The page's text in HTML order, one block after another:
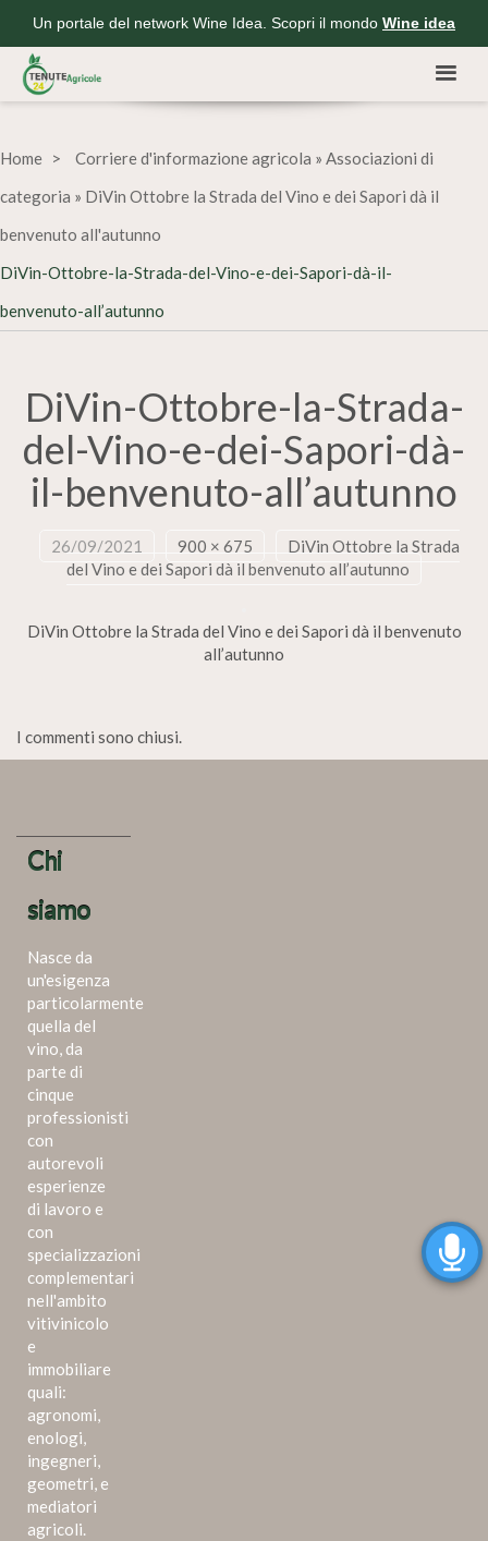
Un portale del network Wine Idea. Scopri il mondo Wine idea
Home Corriere d'informazione agricola » Associazioni di
categoria » DiVin Ottobre la Strada del Vino e dei Sapori dà il
benvenuto all'autunno
DiVin-Ottobre-la-Strada-del-Vino-e-dei-Sapori-dà-il-
benvenuto-all’autunno
DiVin-Ottobre-la-Strada-
del-Vino-e-dei-Sapori-dà-
il-benvenuto-all’autunno
26/09/2021 900 × 675
DiVin Ottobre la Strada
del Vino e dei Sapori dà il benvenuto all’autunno
DiVin Ottobre la Strada del Vino e dei Sapori dà il benvenuto
all’autunno
I commenti sono chiusi.
Chi
siamo
Nasce da
un'esigenza
particolarmente
quella del
vino, da
parte di
cinque
professionisti
con
autorevoli
esperienze
di lavoro e
con
specializzazioni
complementari
nell'ambito
vitivinicolo
e
immobiliare
quali:
agronomi,
enologi,
ingegneri,
geometri, e
mediatori
agricoli.